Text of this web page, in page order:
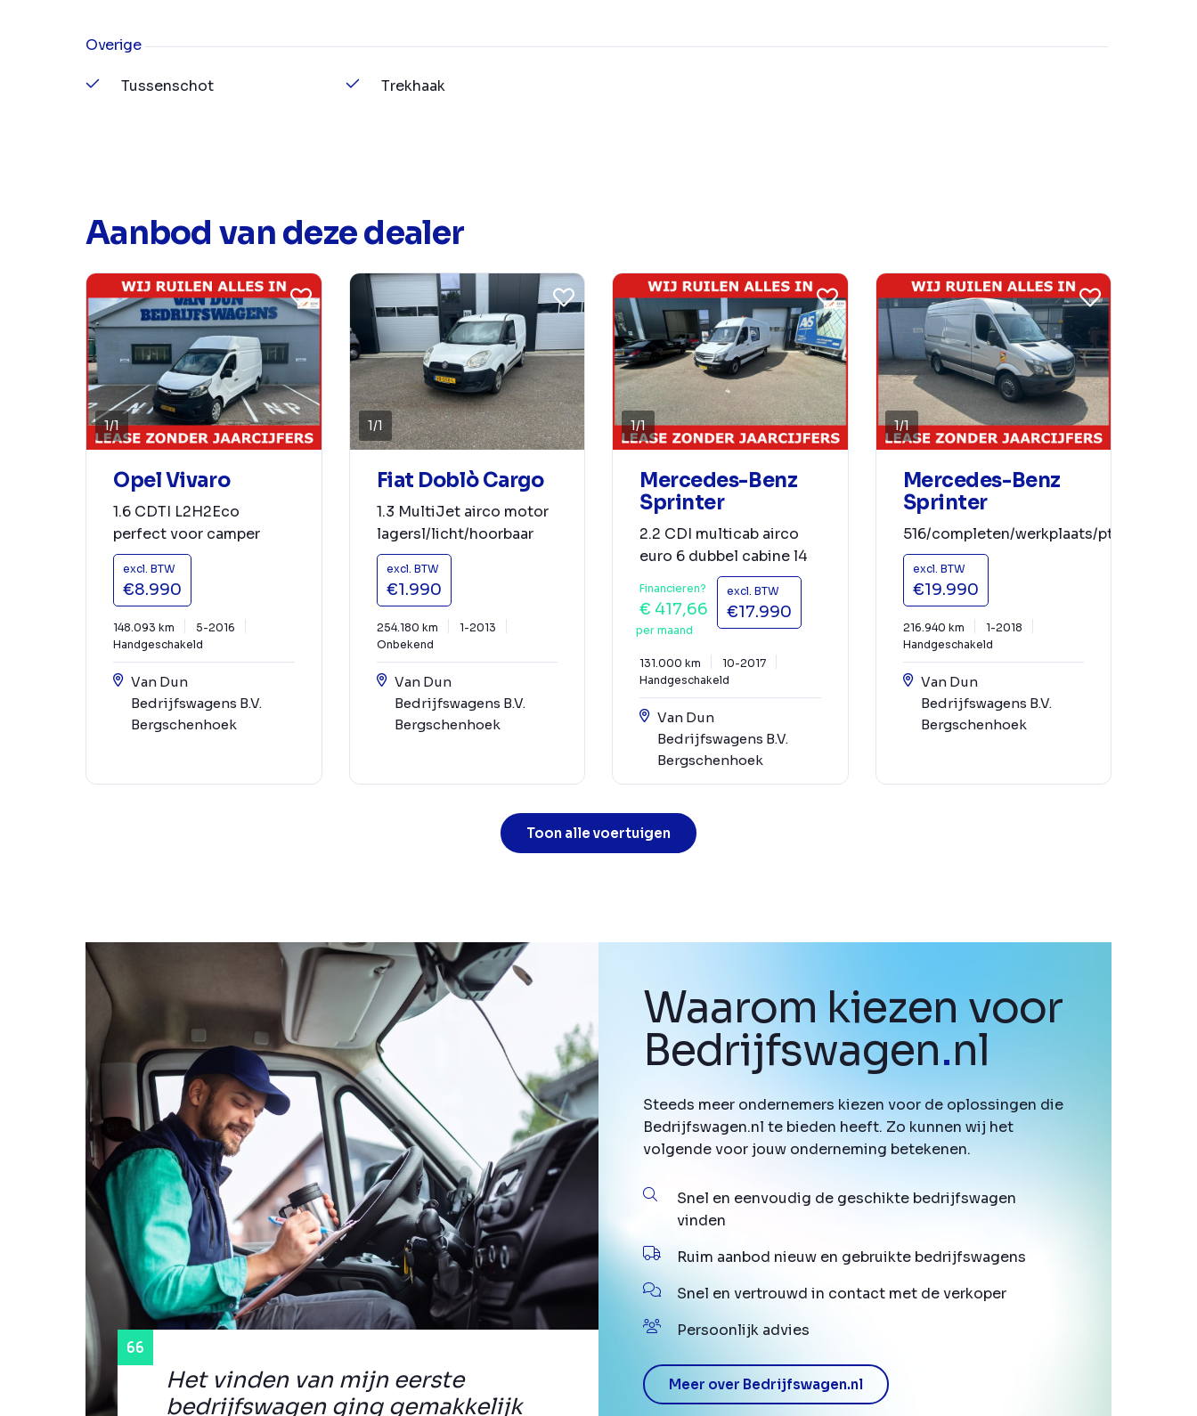
Overige
Tussenschot Trekhaak
Aanbod van deze dealer
1/1
Opel Vivaro
1.6 CDTI L2H2Eco
perfect voor camper
excl. BTW
€8.990
148.093 km
5-2016
Handgeschakeld
Van Dun
Bedrijfswagens B.V.
Bergschenhoek
1/1
Fiat Doblò Cargo
1.3 MultiJet airco motor
lagersl/licht/hoorbaar
excl. BTW
€1.990
254.180 km
1-2013
Onbekend
Van Dun
Bedrijfswagens B.V.
Bergschenhoek
1/1
Mercedes-Benz
Sprinter
2.2 CDI multicab airco
euro 6 dubbel cabine l4
Financieren?
€ 417,66
per maand
excl. BTW
€17.990
131.000 km
10-2017
Handgeschakeld
Van Dun
Bedrijfswagens B.V.
Bergschenhoek
1/1
Mercedes-Benz
Sprinter
516/completen/werkplaats/pto/
excl. BTW
€19.990
216.940 km
1-2018
Handgeschakeld
Van Dun
Bedrijfswagens B.V.
Bergschenhoek
Toon alle voertuigen
Het vinden van mijn eerste
bedrijfswagen ging gemakkelijk
Waarom kiezen voor
Bedrijfswagen.nl
Steeds meer ondernemers kiezen voor de oplossingen die
Bedrijfswagen.nl te bieden heeft. Zo kunnen wij het
volgende voor jouw onderneming betekenen.
Snel en eenvoudig de geschikte bedrijfswagen
vinden
Ruim aanbod nieuw en gebruikte bedrijfswagens
Snel en vertrouwd in contact met de verkoper
Persoonlijk advies
Meer over Bedrijfswagen.nl